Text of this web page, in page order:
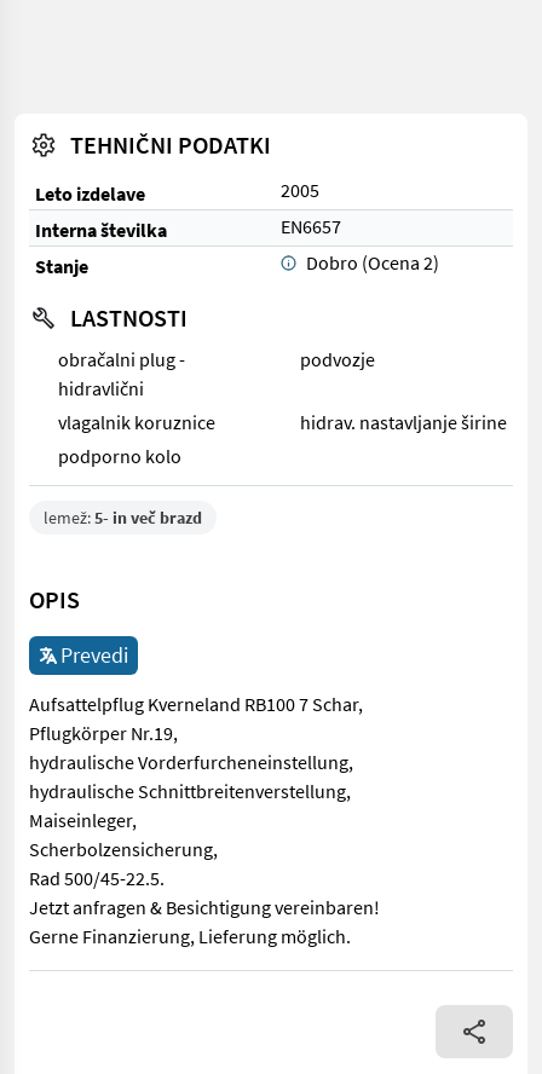
TEHNIČNI PODATKI
Leto izdelave
2005
Interna številka
EN6657
Stanje
Dobro (Ocena 2)
LASTNOSTI
obračalni plug -
hidravlični
podvozje
vlagalnik koruznice
hidrav. nastavljanje širine
podporno kolo
lemež:5- in več brazd
OPIS
Prevedi
Aufsattelpflug Kverneland RB100 7 Schar,
Pflugkörper Nr.19,
hydraulische Vorderfurcheneinstellung,
hydraulische Schnittbreitenverstellung,
Maiseinleger,
Scherbolzensicherung,
Rad 500/45-22.5.
Jetzt anfragen & Besichtigung vereinbaren!
Gerne Finanzierung, Lieferung möglich.
Aufsattelpflug Kverneland RB100 7 Schar, Pflugkörper Nr.19,